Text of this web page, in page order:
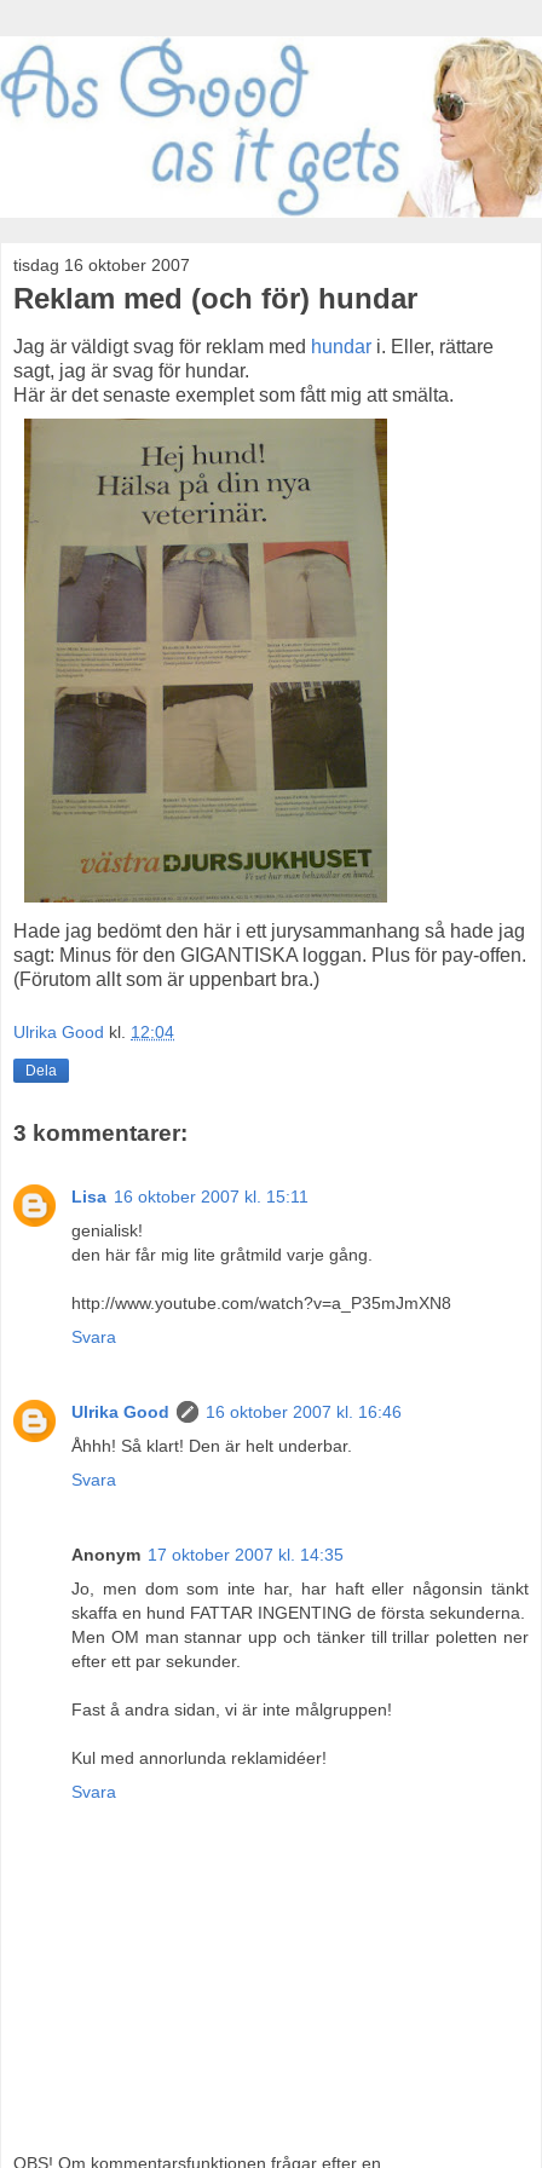
tisdag 16 oktober 2007
Reklam med (och för) hundar
Jag är väldigt svag för reklam med hundar i. Eller, rättare
sagt, jag är svag för hundar.
Här är det senaste exemplet som fått mig att smälta.
Hade jag bedömt den här i ett jurysammanhang så hade jag
sagt: Minus för den GIGANTISKA loggan. Plus för pay-offen.
(Förutom allt som är uppenbart bra.)
Ulrika Good kl. 12:04
Dela
3 kommentarer:
Lisa 16 oktober 2007 kl. 15:11
genialisk!
den här får mig lite gråtmild varje gång.
http://www.youtube.com/watch?v=a_P35mJmXN8
Svara
Ulrika Good
16 oktober 2007 kl. 16:46
Åhhh! Så klart! Den är helt underbar.
Svara
Anonym 17 oktober 2007 kl. 14:35
Jo, men dom som inte har, har haft eller någonsin tänkt
skaffa en hund FATTAR INGENTING de första sekunderna.
Men OM man stannar upp och tänker till trillar poletten ner
efter ett par sekunder.
Fast å andra sidan, vi är inte målgruppen!
Kul med annorlunda reklamidéer!
Svara
OBS! Om kommentarsfunktionen frågar efter en